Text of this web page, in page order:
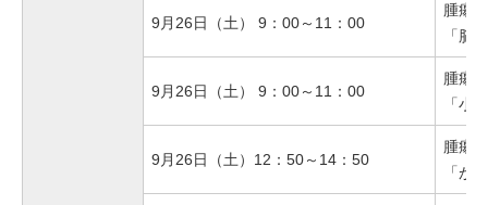
9月26日（土） 9：00～11：00
腫瘍
「脳
9月26日（土） 9：00～11：00
腫瘍
「小
9月26日（土）12：50～14：50
腫瘍
「が